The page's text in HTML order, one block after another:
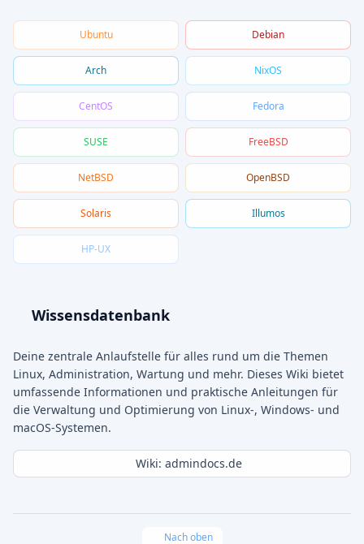
Ubuntu Debian
Arch NixOS
CentOS Fedora
SUSE FreeBSD
NetBSD OpenBSD
Solaris Illumos
HP-UX
Wissensdatenbank
Deine zentrale Anlaufstelle für alles rund um die Themen
Linux, Administration, Wartung und mehr. Dieses Wiki bietet
umfassende Informationen und praktische Anleitungen für
die Verwaltung und Optimierung von Linux-, Windows- und
macOS-Systemen.
Wiki: admindocs.de
Nach oben